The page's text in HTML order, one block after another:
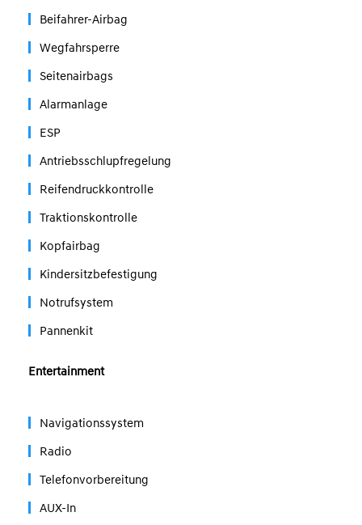
Beifahrer-Airbag
Wegfahrsperre
Seitenairbags
Alarmanlage
ESP
Antriebsschlupfregelung
Reifendruckkontrolle
Traktionskontrolle
Kopfairbag
Kindersitzbefestigung
Notrufsystem
Pannenkit
Entertainment
Navigationssystem
Radio
Telefonvorbereitung
AUX-In